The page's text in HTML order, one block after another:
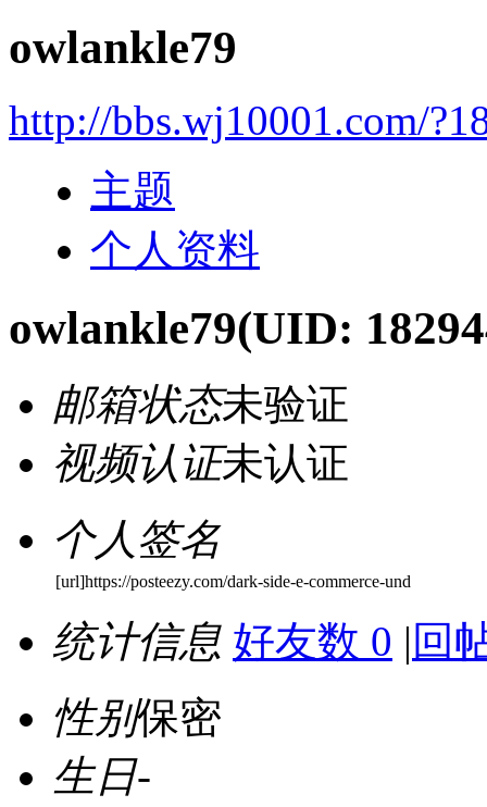
owlankle79
http://bbs.wj10001.com/
主题
个人资料
owlankle79(UID:
邮箱状态未验证
视频认证未认证
个人签名
[url]https://posteezy.com/dark-side-e-commerce-und
统计信息 好友数 0 | 回
性别保密
生日-